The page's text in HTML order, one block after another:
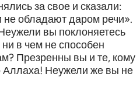
за свое и сказали:
не обладают даром речи».
вы поклоняетесь
в чем не способен
Презренны вы и те, кому
Аллаха! Неужели же вы не